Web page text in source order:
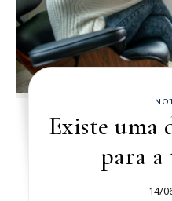
Existe uma
para a
14/